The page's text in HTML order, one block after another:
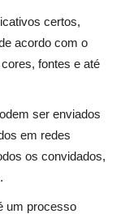
certos,
acordo com o
fontes e até
ser enviados
em redes
os convidados,
um processo